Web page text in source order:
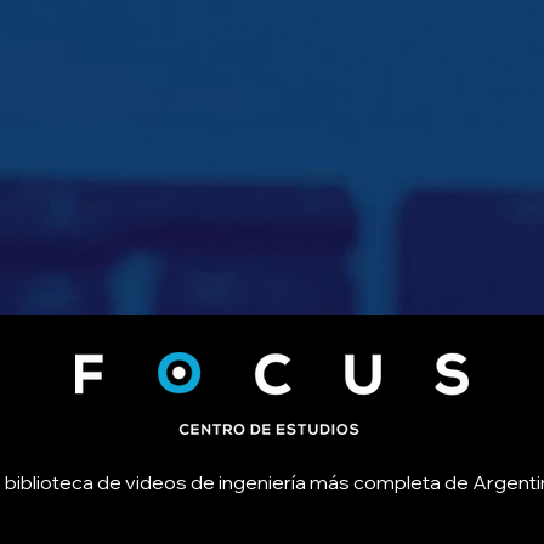
biblioteca de videos de ingeniería más completa de